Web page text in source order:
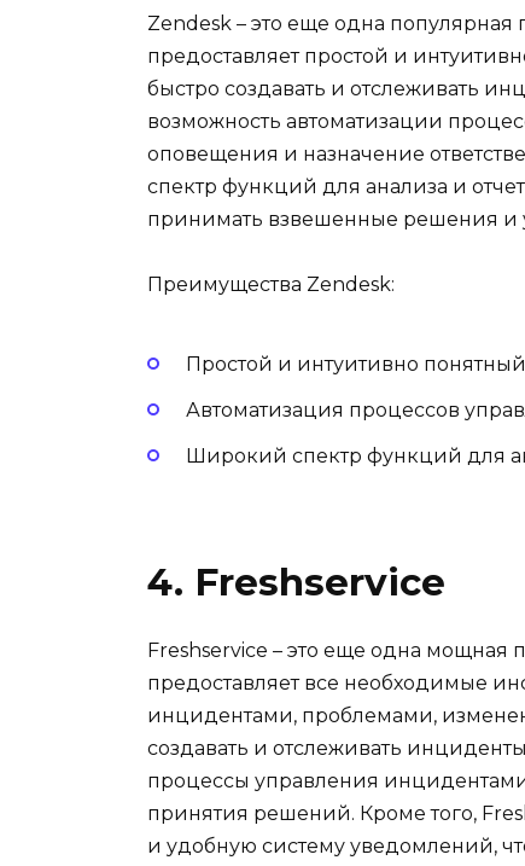
Zendesk – это еще одна
предоставляет простой и
быстро создавать и отслеживать
возможность автоматизации
оповещения и назначение
спектр функций для анализа и
принимать взвешенные решения и
Преимущества Zendesk:
Простой и интуитивно
Автоматизация процессов
Широкий спектр функций для
4. Freshservice
Freshservice – это еще одна
предоставляет все необходимые
инцидентами, проблемами,
создавать и отслеживать
процессы управления
принятия решений. Кроме того,
и удобную систему уведомлений,